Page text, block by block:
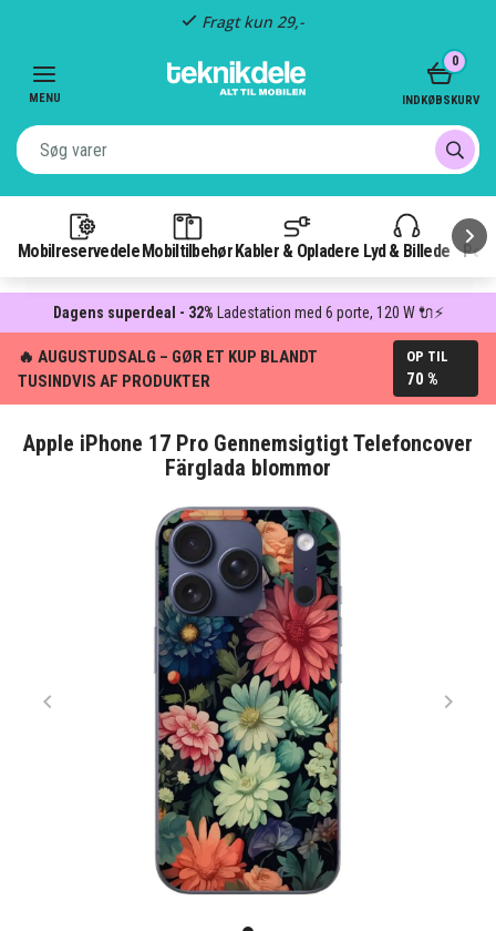
Fragt kun 29,-
MENU
Mobilreservedele Mobiltilbehør Kabler & Opladere Lyd & Billede
0
INDKØBSKURV
Dagens superdeal - 32% Ladestation med 6 porte, 120 W 🔌⚡
🔥 AUGUSTUDSALG – GØR ET KUP BLANDT
TUSINDVIS AF PRODUKTER
OP TIL
70 %
Apple iPhone 17 Pro Gennemsigtigt Telefoncover
Färglada blommor